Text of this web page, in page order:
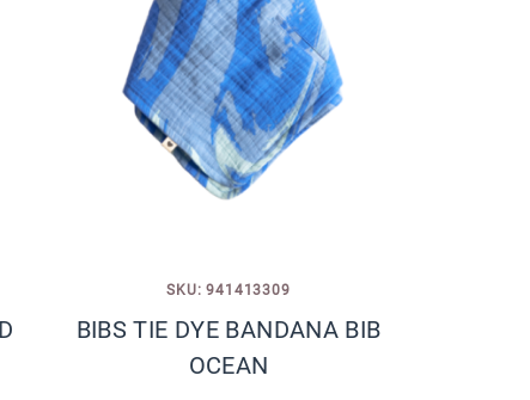
SKU: 941413309
BIBS TIE DYE BANDANA BIB
OCEAN